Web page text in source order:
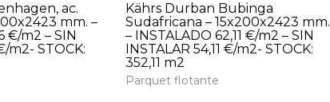
ac.
mm. –
€/m2 – SIN
m2- STOCK:
Kährs Durban Bubinga
Sudafricana – 15x200x2423 mm.
– INSTALADO 62,11 €/m2 – SIN
INSTALAR 54,11 €/m2- STOCK:
352,11 m2
Parquet flotante